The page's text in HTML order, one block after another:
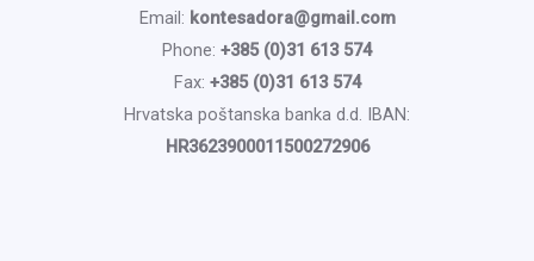
Email: kontesadora@gmail.com
Phone: +385 (0)31 613 574
Fax: +385 (0)31 613 574
Hrvatska poštanska banka d.d. IBAN:
HR3623900011500272906